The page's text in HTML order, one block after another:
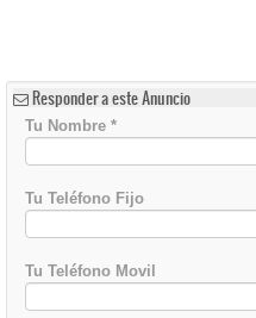
Responder a este Anuncio
Tu Nombre *
Tu Teléfono Fijo
Tu Teléfono Movil